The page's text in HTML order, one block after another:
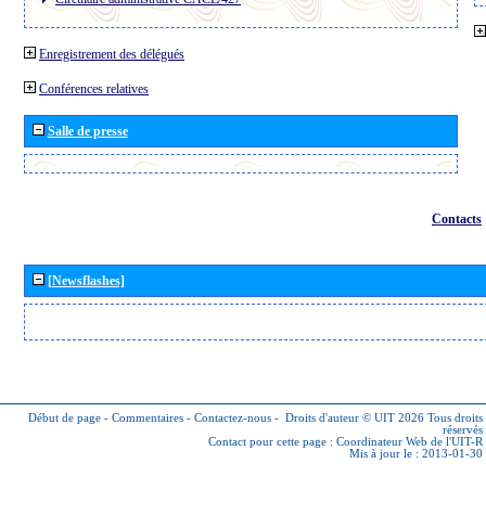
Enregistrement des délégués
Conférences relatives
Salle de presse
Contacts
[Newsflashes]
Début de page - Commentaires - Contactez-nous - Droits d'auteur © UIT 2026 Tous droits
réservés
Contact pour cette page : Coordinateur Web de l'UIT-R
Mis à jour le : 2013-01-30